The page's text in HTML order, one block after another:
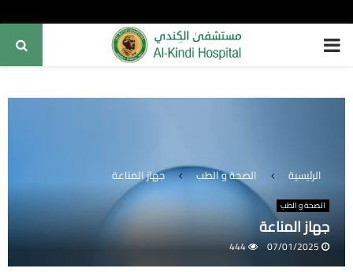
PRIMARY
الرئيسية الصحة و الطب جهاز المناعة
الصحة و الطب
جهاز المناعة
07/01/2025
444